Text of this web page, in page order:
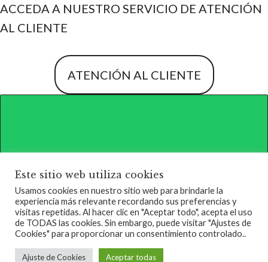
ACCEDA A NUESTRO SERVICIO DE ATENCIÓN
AL CLIENTE
ATENCIÓN AL CLIENTE
QUIENES SOMOS
POLÍTICA DE PRIVACIDAD
TERMINOS DE SERVICIO
®MGA REPARACIONES 2023
Artículo añadido al
carrito.
Finalizar
Compra
Este sitio web utiliza cookies
Usamos cookies en nuestro sitio web para brindarle la
experiencia más relevante recordando sus preferencias y
visitas repetidas. Al hacer clic en "Aceptar todo", acepta el uso
de TODAS las cookies. Sin embargo, puede visitar "Ajustes de
Cookies" para proporcionar un consentimiento controlado..
Ajuste de Cookies Aceptar todas